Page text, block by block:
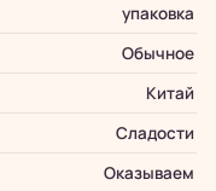
упаковка
Обычное
Китай
Сладости
Оказываем